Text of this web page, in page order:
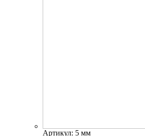
Артикул: 5 мм